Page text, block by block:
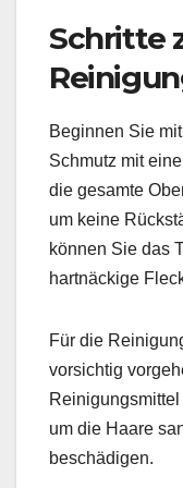
Schritte
Beginnen Sie
Schmutz mit
die gesamte
um keine
können Sie das
hartnäckige
Für die
vorsichtig
um die Haare
beschädigen.